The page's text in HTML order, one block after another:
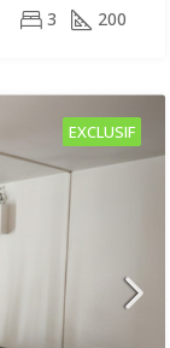
3 200
EXCLUSIF